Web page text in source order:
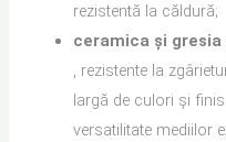
rezistentă la căldură;
ceramica și
, rezistente la
largă de culori și
versatilitate mediilor